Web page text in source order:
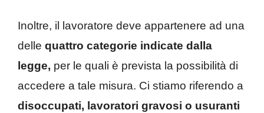
Inoltre, il lavoratore deve appartenere ad una
delle quattro categorie indicate dalla
legge, per le quali è prevista la possibilità di
accedere a tale misura. Ci stiamo riferendo a
disoccupati, lavoratori gravosi o usuranti